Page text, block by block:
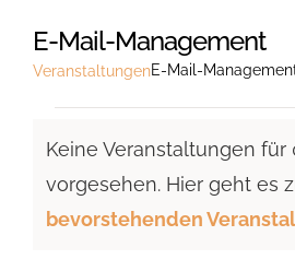
E-Mail-Management
VeranstaltungenE-Mail-
für
01.04.2026
Hinweis
Keine Veranstaltungen für
vorgesehen. Hier geht es
bevorstehenden